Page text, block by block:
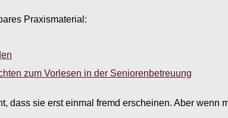
Praxismaterial:
zum Vorlesen in der Seniorenbetreuung
dass sie erst einmal fremd erscheinen. Aber